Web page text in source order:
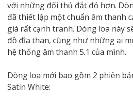
với những đối thủ đắt đỏ hơn.
đã thiết lập một chuẩn âm thanh
giá rất cạnh tranh. Dòng loa này
đồ đĩa than, cũng như những ai
hệ thống âm thanh 5.1 của mình.
Dòng loa mới bao gồm 2 phiên
Satin White: